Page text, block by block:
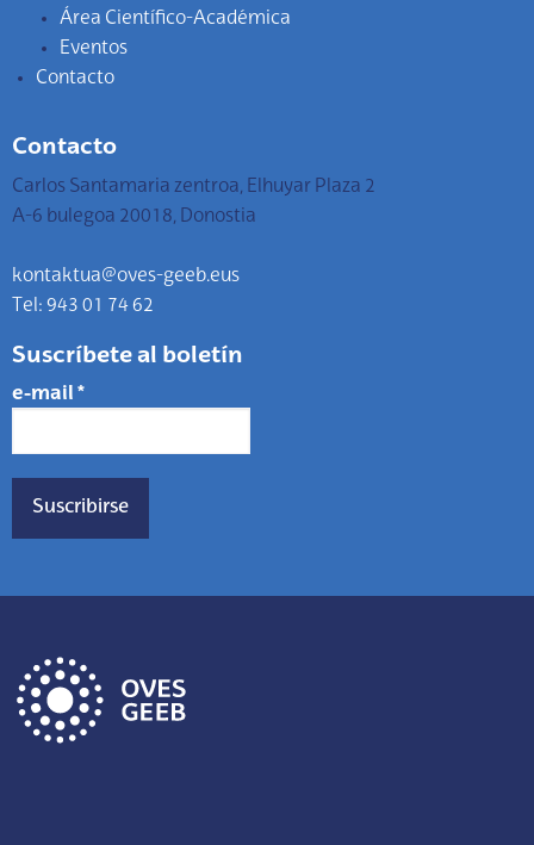
Área Científico-Académica
Eventos
Contacto
Contacto
Carlos Santamaria zentroa, Elhuyar Plaza 2
A-6 bulegoa 20018, Donostia
kontaktua@oves-geeb.eus
Tel: 943 01 74 62
Suscríbete al boletín
e-mail *